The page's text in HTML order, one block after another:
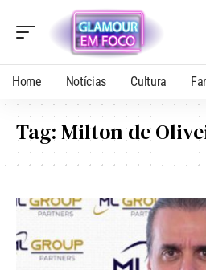
Home Notícias Cultura
Tag:Milton de